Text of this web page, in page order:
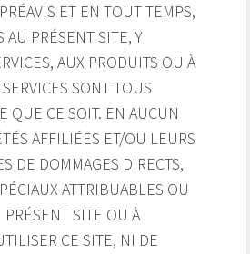
ET EN TOUT TEMPS,
PRÉSENT SITE, Y
AUX PRODUITS OU À
SONT TOUS
QUE CE SOIT. EN AUCUN
AFFILIÉES ET/OU LEURS
DE DOMMAGES DIRECTS,
ATTRIBUABLES OU
SITE OU À
CE SITE, NI DE